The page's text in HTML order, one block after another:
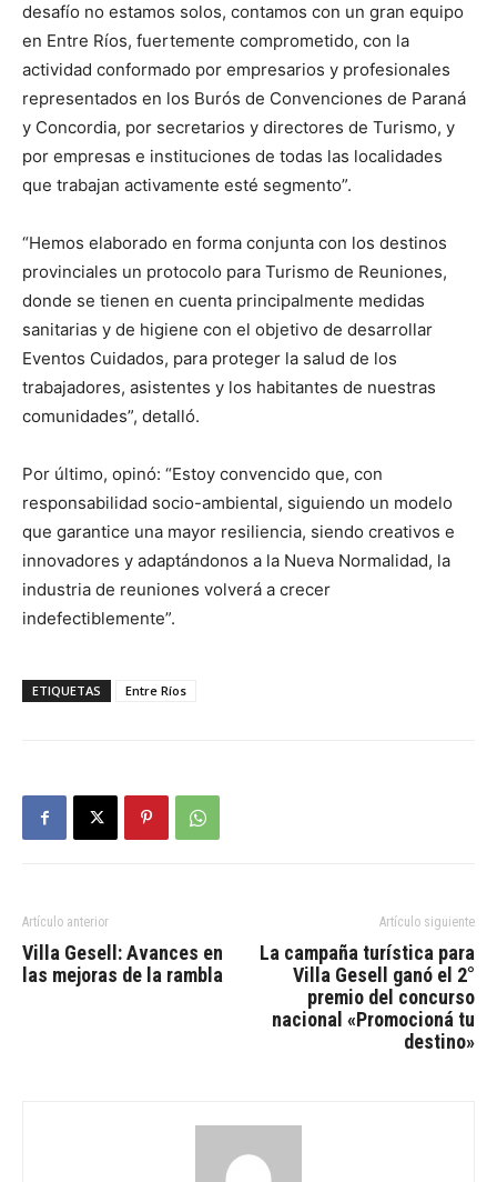
desafío no estamos solos, contamos con un gran equipo
en Entre Ríos, fuertemente comprometido, con la
actividad conformado por empresarios y profesionales
representados en los Burós de Convenciones de Paraná
y Concordia, por secretarios y directores de Turismo, y
por empresas e instituciones de todas las localidades
que trabajan activamente esté segmento”.
“Hemos elaborado en forma conjunta con los destinos
provinciales un protocolo para Turismo de Reuniones,
donde se tienen en cuenta principalmente medidas
sanitarias y de higiene con el objetivo de desarrollar
Eventos Cuidados, para proteger la salud de los
trabajadores, asistentes y los habitantes de nuestras
comunidades”, detalló.
Por último, opinó: “Estoy convencido que, con
responsabilidad socio-ambiental, siguiendo un modelo
que garantice una mayor resiliencia, siendo creativos e
innovadores y adaptándonos a la Nueva Normalidad, la
industria de reuniones volverá a crecer
indefectiblemente”.
ETIQUETAS Entre Ríos
Artículo anterior
Villa Gesell: Avances en
las mejoras de la rambla
Artículo siguiente
La campaña turística para
Villa Gesell ganó el 2°
premio del concurso
nacional «Promocioná tu
destino»